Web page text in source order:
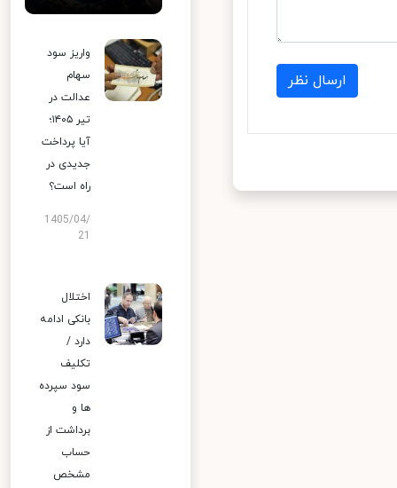
ارسال نظر
واریز سود
سهام
عدالت در
تیر ۱۴۰۵؛
آیا پرداخت
جدیدی در
راه است؟
1405/04/
اختلال
بانکی ادامه
دارد /
تکلیف
سود سپرده
ها و
برداشت از
حساب
مشخص